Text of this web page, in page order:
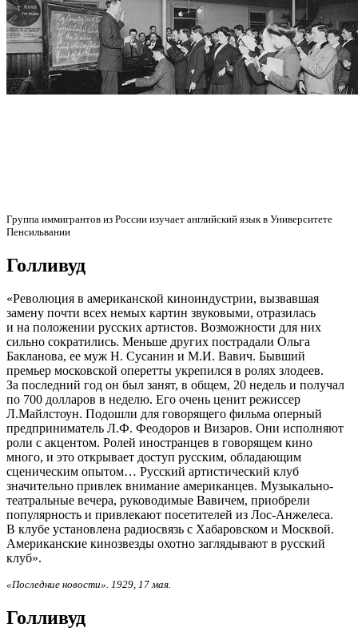
Группа иммигрантов из России изучает английский язык в Университете
Пенсильвании
Голливуд
«Революция в американской киноиндустрии, вызвавшая
замену почти всех немых картин звуковыми, отразилась
и на положении русских артистов. Возможности для них
сильно сократились. Меньше других пострадали Ольга
Бакланова, ее муж Н. Сусанин и М.И. Вавич. Бывший
премьер московской оперетты укрепился в ролях злодеев.
За последний год он был занят, в общем, 20 недель и получал
по 700 долларов в неделю. Его очень ценит режиссер
Л.Майлстоун. Подошли для говорящего фильма оперный
предприниматель Л.Ф. Феодоров и Визаров. Они исполняют
роли с акцентом. Ролей иностранцев в говорящем кино
много, и это открывает доступ русским, обладающим
сценическим опытом… Русский артистический клуб
значительно привлек внимание американцев. Музыкально-
театральные вечера, руководимые Вавичем, приобрели
популярность и привлекают посетителей из Лос-Анжелеса.
В клубе установлена радиосвязь с Хабаровском и Москвой.
Американские кинозвезды охотно заглядывают в русский
клуб».
«Последние новости». 1929, 17 мая.
Голливуд